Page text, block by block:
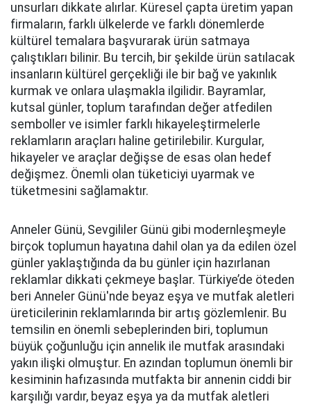
unsurları dikkate alırlar. Küresel çapta üretim yapan
firmaların, farklı ülkelerde ve farklı dönemlerde
kültürel temalara başvurarak ürün satmaya
çalıştıkları bilinir. Bu tercih, bir şekilde ürün satılacak
insanların kültürel gerçekliği ile bir bağ ve yakınlık
kurmak ve onlara ulaşmakla ilgilidir. Bayramlar,
kutsal günler, toplum tarafından değer atfedilen
semboller ve isimler farklı hikayeleştirmelerle
reklamların araçları haline getirilebilir. Kurgular,
hikayeler ve araçlar değişse de esas olan hedef
değişmez. Önemli olan tüketiciyi uyarmak ve
tüketmesini sağlamaktır.
Anneler Günü, Sevgililer Günü gibi modernleşmeyle
birçok toplumun hayatına dahil olan ya da edilen özel
günler yaklaştığında da bu günler için hazırlanan
reklamlar dikkati çekmeye başlar. Türkiye’de öteden
beri Anneler Günü'nde beyaz eşya ve mutfak aletleri
üreticilerinin reklamlarında bir artış gözlemlenir. Bu
temsilin en önemli sebeplerinden biri, toplumun
büyük çoğunluğu için annelik ile mutfak arasındaki
yakın ilişki olmuştur. En azından toplumun önemli bir
kesiminin hafızasında mutfakta bir annenin ciddi bir
karşılığı vardır, beyaz eşya ya da mutfak aletleri